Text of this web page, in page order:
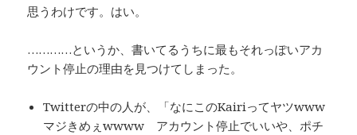
思うわけです。はい。
…………というか、書いてるうちに最もそれっぽいアカ
ウント停止の理由を見つけてしまった。
Twitterの中の人が、「なにこのKairiってヤツwww
マジきめぇwwww アカウント停止でいいや、ポチ